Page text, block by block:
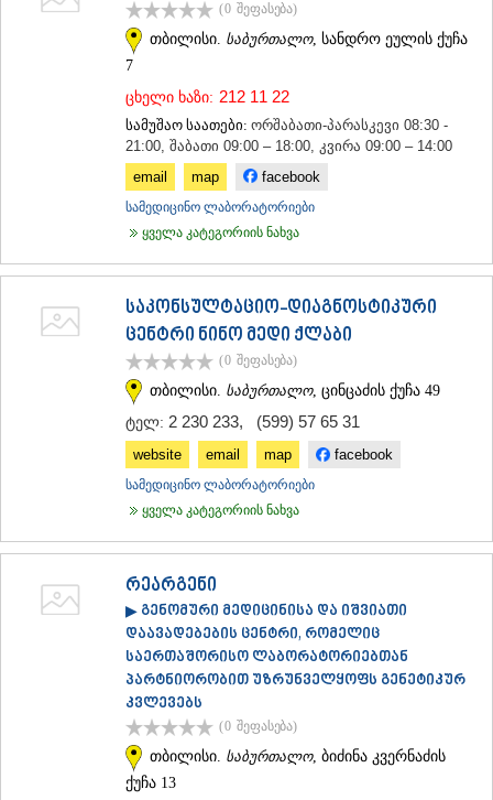
(0 შეფასება)
თბილისი. საბურთალო, სანდრო ეულის ქუჩა
7
ცხელი ხაზი: 212 11 22
სამუშაო საათები: ორშაბათი-პარასკევი 08:30 -
21:00, შაბათი 09:00 – 18:00, კვირა 09:00 – 14:00
email
map facebook
სამედიცინო ლაბორატორიები
ყველა კატეგორიის ნახვა
საკონსულტაციო-დიაგნოსტიკური
ცენტრი ნინო მედი ქლაბი
(0 შეფასება)
თბილისი. საბურთალო, ცინცაძის ქუჩა 49
ტელ: 2 230 233, (599) 57 65 31
website email map facebook
სამედიცინო ლაბორატორიები
ყველა კატეგორიის ნახვა
რეარგენი
▶ გენომური მედიცინისა და იშვიათი
დაავადებების ცენტრი, რომელიც
საერთაშორისო ლაბორატორიებთან
პარტნიორობით უზრუნველყოფს გენეტიკურ
კვლევებს
(0 შეფასება)
თბილისი. საბურთალო, ბიძინა კვერნაძის
ქუჩა 13